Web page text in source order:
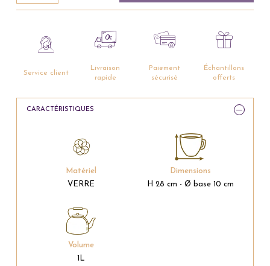
Service client
Livraison
rapide
Paiement
sécurisé
Échantillons
offerts
CARACTÉRISTIQUES
Matériel
VERRE
Dimensions
H 28 cm - Ø base 10 cm
Volume
1L